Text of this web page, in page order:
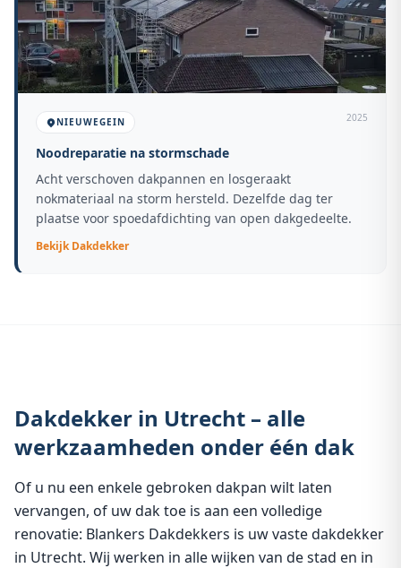
NIEUWEGEIN 2025
Noodreparatie na stormschade
Acht verschoven dakpannen en losgeraakt
nokmateriaal na storm hersteld. Dezelfde dag ter
plaatse voor spoedafdichting van open dakgedeelte.
BekijkDakdekker
Dakdekker in Utrecht – alle
werkzaamheden onder één dak
Of u nu een enkele gebroken dakpan wilt laten
vervangen, of uw dak toe is aan een volledige
renovatie: Blankers Dakdekkers is uw vaste dakdekker
in Utrecht. Wij werken in alle wijken van de stad en in